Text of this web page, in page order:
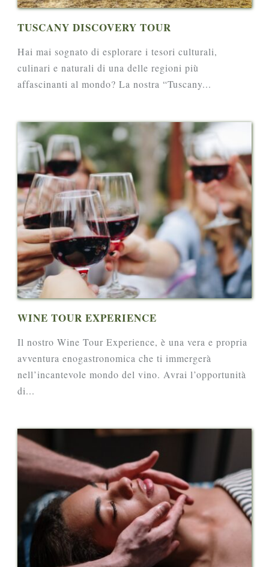
TUSCANY DISCOVERY TOUR
Hai mai sognato di esplorare i tesori culturali,
culinari e naturali di una delle regioni più
affascinanti al mondo? La nostra “Tuscany...
WINE TOUR EXPERIENCE
Il nostro Wine Tour Experience, è una vera e propria
avventura enogastronomica che ti immergerà
nell’incantevole mondo del vino. Avrai l’opportunità
di...